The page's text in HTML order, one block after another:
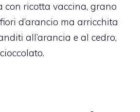
con ricotta vaccina, grano
d’arancio ma arricchita
all’arancia e al cedro,